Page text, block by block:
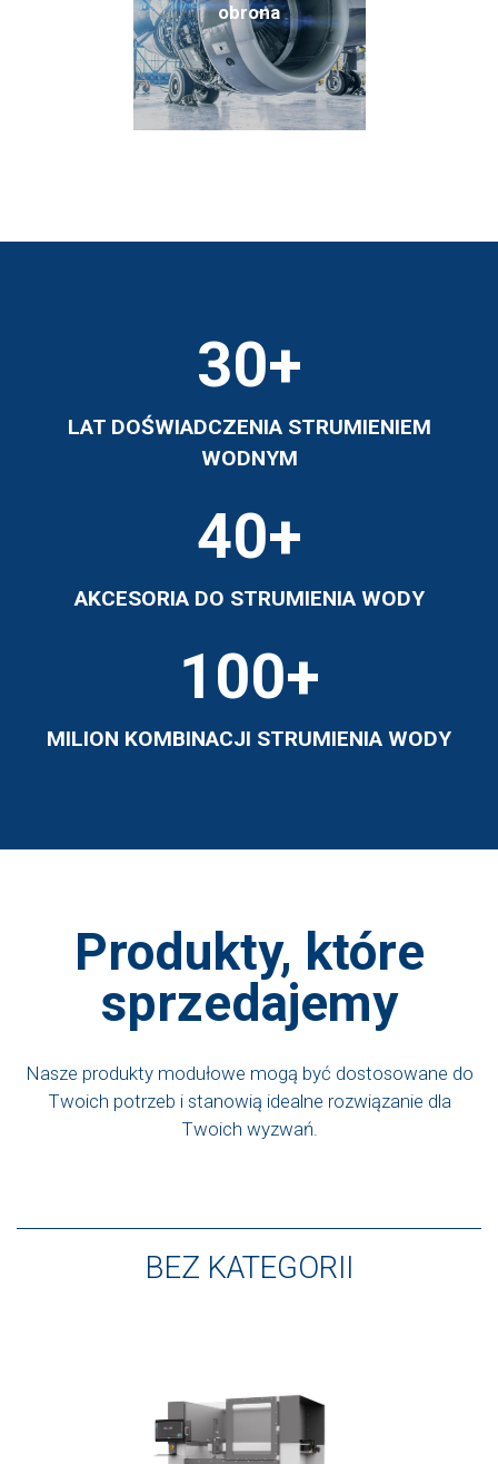
obrona
30+
LAT DOŚWIADCZENIA STRUMIENIEM
WODNYM
40+
AKCESORIA DO STRUMIENIA WODY
100+
MILION KOMBINACJI STRUMIENIA WODY
Produkty, które
sprzedajemy
Nasze produkty modułowe mogą być dostosowane do
Twoich potrzeb i stanowią idealne rozwiązanie dla
Twoich wyzwań.
BEZ KATEGORII